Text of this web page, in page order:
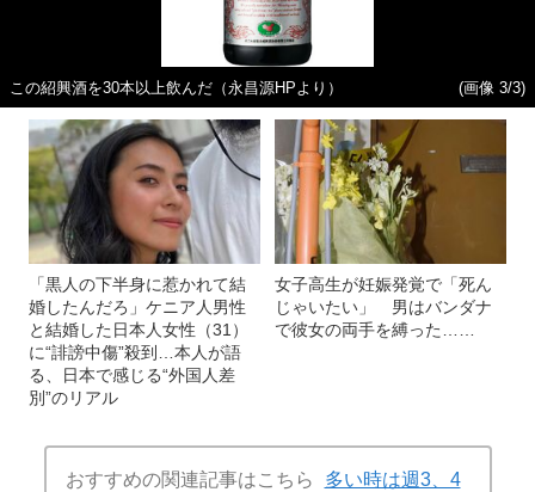
この紹興酒を30本以上飲んだ（永昌源HPより） (画像 3/3)
「黒人の下半身に惹かれて結
婚したんだろ」ケニア人男性
と結婚した日本人女性（31）
に“誹謗中傷”殺到…本人が語
る、日本で感じる“外国人差
別”のリアル
女子高生が妊娠発覚で「死ん
じゃいたい」 男はバンダナ
で彼女の両手を縛った……
おすすめの関連記事はこちら
多い時は週3、4